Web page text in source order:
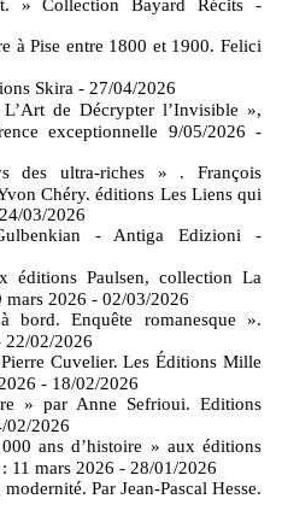
» Collection Bayard Récits
-
à Pise entre 1800 et 1900. Felici
Skira - 27/04/2026
de Décrypter l’Invisible »,
exceptionnelle 9/05/2026 -
des ultra-riches » . François
Chéry. éditions Les Liens qui
03/2026
- Antiga Edizioni
-
éditions Paulsen, collection La
mars 2026 - 02/03/2026
Enquête romanesque ».
22/02/2026
Cuvelier. Les Éditions Mille
- 18/02/2026
» par Anne Sefrioui. Editions
02/2026
ans d’histoire » aux éditions
11 mars 2026 - 28/01/2026
Par Jean-Pascal Hesse.